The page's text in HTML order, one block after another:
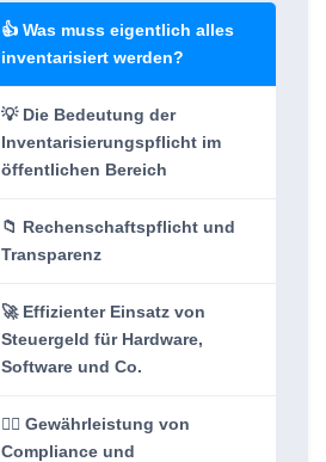
👍 Was muss eigentlich alles
inventarisiert werden?
💡 Die Bedeutung der
Inventarisierungspflicht im
öffentlichen Bereich
📁 Rechenschaftspflicht und
Transparenz
🚀 Effizienter Einsatz von
Steuergeld für Hardware,
Software und Co.
👨‍⚖️ Gewährleistung von
Compliance und